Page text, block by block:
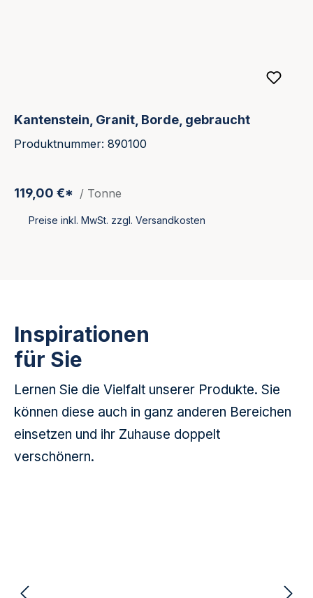
Kantenstein, Granit, Borde, gebraucht
Produktnummer: 890100
119,00 €* / Tonne
Preise inkl. MwSt. zzgl. Versandkosten
Inspirationen
für Sie
Lernen Sie die Vielfalt unserer Produkte. Sie
können diese auch in ganz anderen Bereichen
einsetzen und ihr Zuhause doppelt
verschönern.